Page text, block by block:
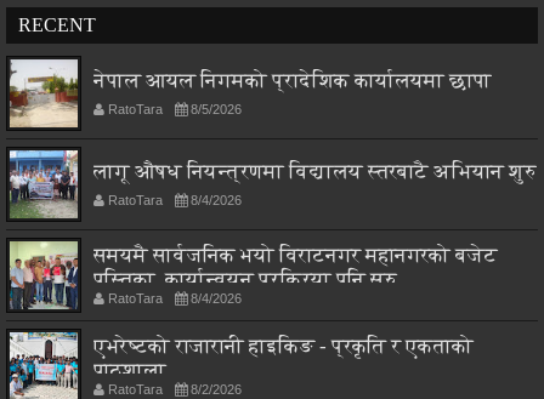
RECENT
नेपाल आयल निगमको प्रादेशिक कार्यालयमा छापा
RatoTara 8/5/2026
लागू औषध नियन्त्रणमा विद्यालय स्तरबाटै अभियान शुरु
RatoTara 8/4/2026
समयमै सार्वजनिक भयो विराटनगर महानगरको बजेट
पुस्तिका, कार्यान्वयन प्रक्रिया पनि सुरु
RatoTara 8/4/2026
एभरेष्टको राजारानी हाइकिङ - प्रकृति र एकताको
पाठशाला
RatoTara 8/2/2026